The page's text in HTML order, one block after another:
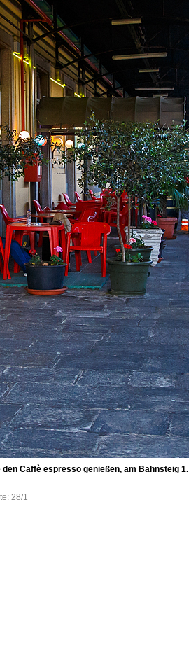
Caffè espresso genießen, am Bahnsteig 1.
28/1